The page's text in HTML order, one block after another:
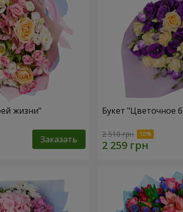
жизни"
Заказать
Букет "Цветочное
2 510 грн